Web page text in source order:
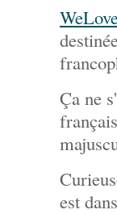
Ça ne
est